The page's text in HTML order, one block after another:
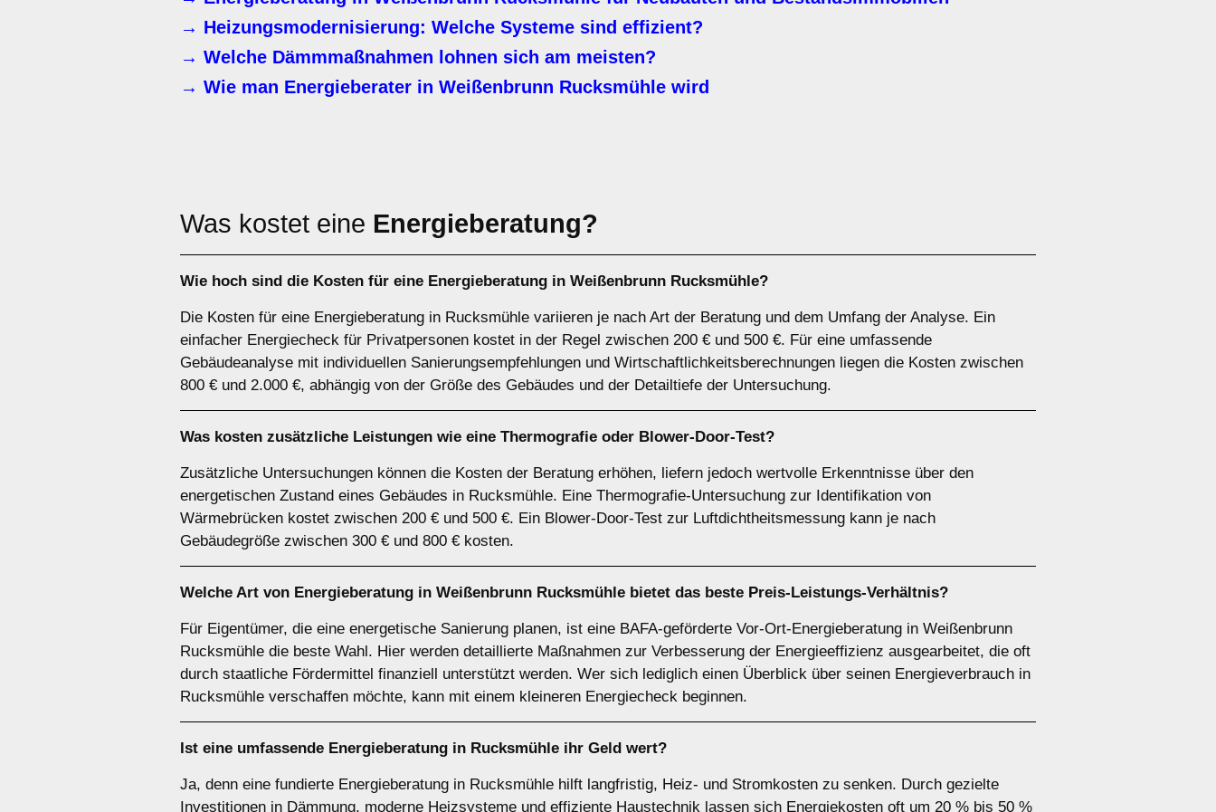
→ Heizungsmodernisierung: Welche Systeme sind effizient?
→ Welche Dämmmaßnahmen lohnen sich am meisten?
→ Wie man Energieberater in Weißenbrunn Rucksmühle wird
Was kostet eine Energieberatung?
Wie hoch sind die Kosten für eine Energieberatung in Weißenbrunn Rucksmühle?
Die Kosten für eine Energieberatung in Rucksmühle variieren je nach Art der Beratung und dem Umfang der Analyse. Ein
einfacher Energiecheck für Privatpersonen kostet in der Regel zwischen 200 € und 500 €. Für eine umfassende
Gebäudeanalyse mit individuellen Sanierungsempfehlungen und Wirtschaftlichkeitsberechnungen liegen die Kosten zwischen
800 € und 2.000 €, abhängig von der Größe des Gebäudes und der Detailtiefe der Untersuchung.
Was kosten zusätzliche Leistungen wie eine Thermografie oder Blower-Door-Test?
Zusätzliche Untersuchungen können die Kosten der Beratung erhöhen, liefern jedoch wertvolle Erkenntnisse über den
energetischen Zustand eines Gebäudes in Rucksmühle. Eine Thermografie-Untersuchung zur Identifikation von
Wärmebrücken kostet zwischen 200 € und 500 €. Ein Blower-Door-Test zur Luftdichtheitsmessung kann je nach
Gebäudegröße zwischen 300 € und 800 € kosten.
Welche Art von Energieberatung in Weißenbrunn Rucksmühle bietet das beste Preis-Leistungs-Verhältnis?
Für Eigentümer, die eine energetische Sanierung planen, ist eine BAFA-geförderte Vor-Ort-Energieberatung in Weißenbrunn
Rucksmühle die beste Wahl. Hier werden detaillierte Maßnahmen zur Verbesserung der Energieeffizienz ausgearbeitet, die oft
durch staatliche Fördermittel finanziell unterstützt werden. Wer sich lediglich einen Überblick über seinen Energieverbrauch in
Rucksmühle verschaffen möchte, kann mit einem kleineren Energiecheck beginnen.
Ist eine umfassende Energieberatung in Rucksmühle ihr Geld wert?
Ja, denn eine fundierte Energieberatung in Rucksmühle hilft langfristig, Heiz- und Stromkosten zu senken. Durch gezielte
Investitionen in Dämmung, moderne Heizsysteme und effiziente Haustechnik lassen sich Energiekosten oft um 20 % bis 50 %